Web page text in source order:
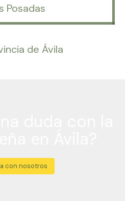
Posadas
de Ávila
con nosotros